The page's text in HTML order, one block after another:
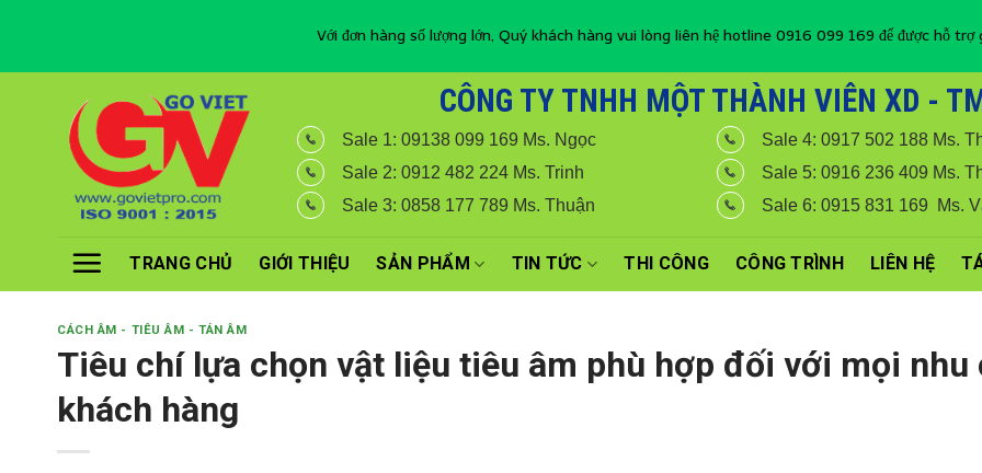
CÔNG TY TNHH MỘT THÀNH VIÊN XD -
Sale 1: 09138 099 169 Ms. Ngọc
Sale 2: 0912 482 224 Ms. Trinh
Sale 3: 0858 177 789 Ms. Thuận
Sale 4: 0917 502 188 Ms.
Sale 5: 0916 236 409 Ms.
Sale 6: 0915 831 169 Ms.
TRANG CHỦ GIỚI THIỆU SẢN PHẨM TIN TỨC THI CÔNG CÔNG TRÌNH LIÊN HỆ
CÁCH ÂM - TIÊU ÂM - TÁN ÂM
Tiêu chí lựa chọn vật liệu tiêu âm phù hợp đối với mọi nhu
khách hàng
Với đơn hàng số lượng lớn, Quý khách hàng vui lòng liên hệ hotline 0916 099 169 để được hỗ trợ